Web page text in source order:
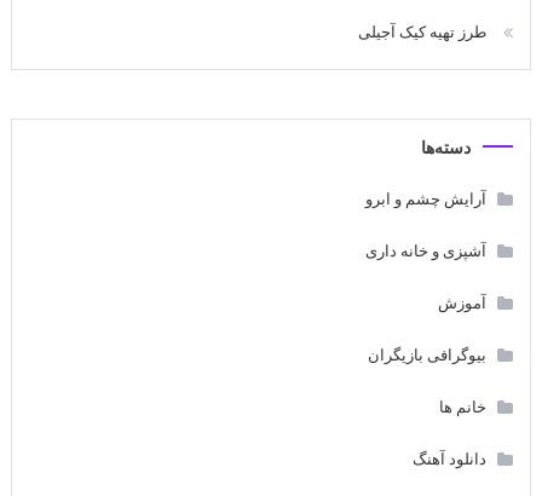
طرز تهیه کیک آجیلی
دسته‌ها
آرایش چشم و ابرو
آشپزی و خانه داری
آموزش
بیوگرافی بازیگران
خانم ها
دانلود آهنگ